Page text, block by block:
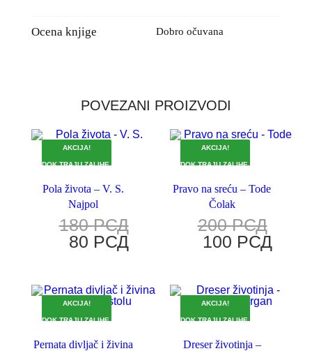
Ocena knjige Dobro očuvana
POVEZANI PROIZVODI
AKCIJA!
DOK TRAJU ZALIHE.
Pola života – V. S.
Najpol
180РСД
80 РСД
AKCIJA!
DOK TRAJU ZALIHE.
Pravo na sreću – Tode
Čolak
200РСД
100 РСД
AKCIJA!
DOK TRAJU ZALIHE.
Pernata divljač i živina
AKCIJA!
DOK TRAJU ZALIHE.
Dreser životinja –